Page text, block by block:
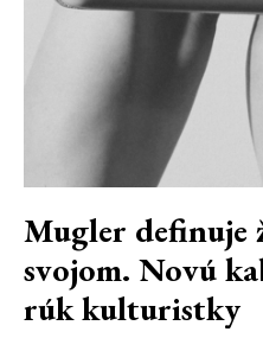
Mugler definuje
svojom. Novú
rúk kulturistky